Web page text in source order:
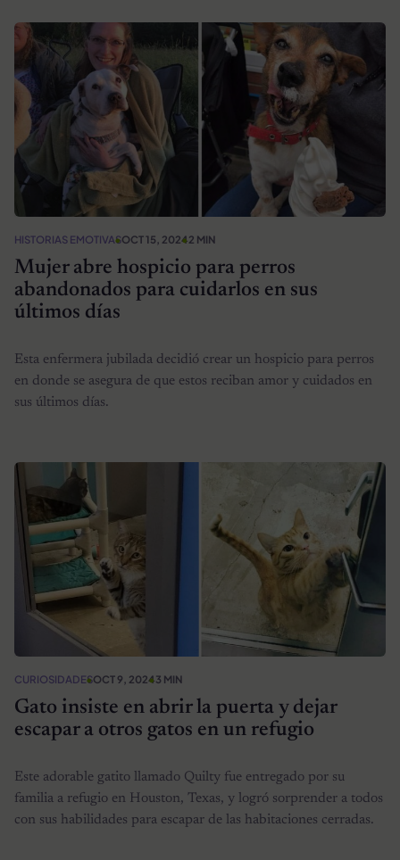
HISTORIAS EMOTIVASOCT 15, 20242 MIN
Mujer abre hospicio para perros
abandonados para cuidarlos en sus
últimos días
Esta enfermera jubilada decidió crear un hospicio para perros
en donde se asegura de que estos reciban amor y cuidados en
sus últimos días.
CURIOSIDADESOCT 9, 20243 MIN
Gato insiste en abrir la puerta y dejar
escapar a otros gatos en un refugio
Este adorable gatito llamado Quilty fue entregado por su
familia a refugio en Houston, Texas, y logró sorprender a todos
con sus habilidades para escapar de las habitaciones cerradas.